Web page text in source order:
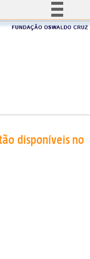
informação
Canais
disponíveis no